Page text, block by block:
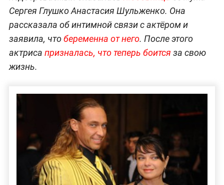
Сергея Глушко Анастасия Шульженко. Она
рассказала об интимной связи с актёром и
заявила, чтобеременна от него. После этого
актриса призналась, что теперь боится за свою
жизнь.